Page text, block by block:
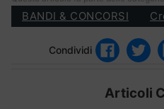
BANDI & CONCORSI
Condividi
Articoli